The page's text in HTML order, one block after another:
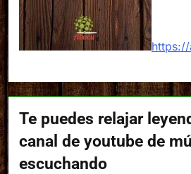
Te puedes relajar
canal de youtube de
escuchando